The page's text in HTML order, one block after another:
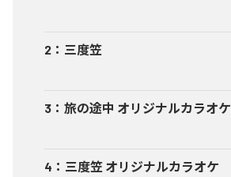
2 ： 三度笠
3 ： 旅の途中 オリジナルカラオケ
4 ： 三度笠 オリジナルカラオケ